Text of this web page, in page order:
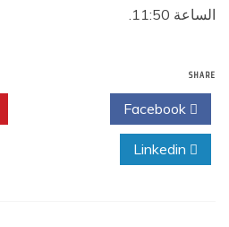
الساعة 11:50.
SHARE